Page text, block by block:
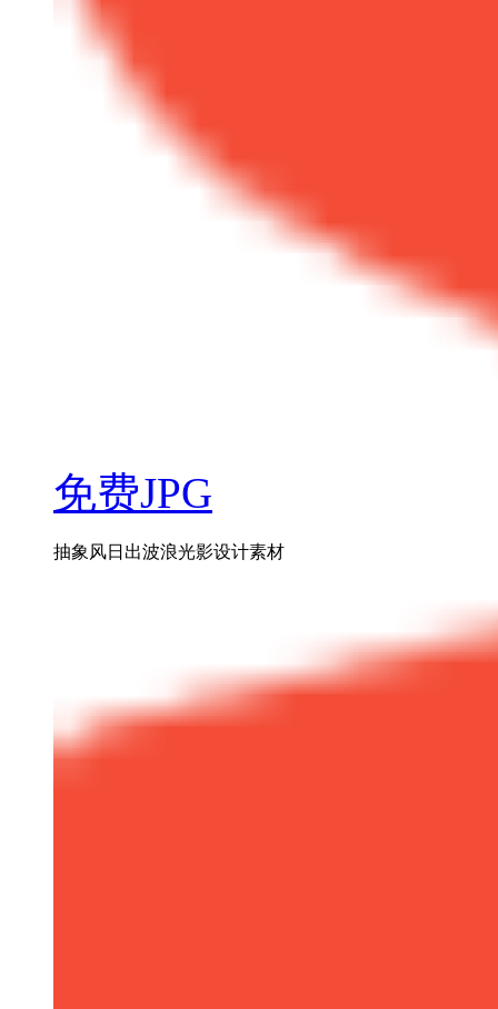
免费JPG
抽象风日出波浪光影设计素材